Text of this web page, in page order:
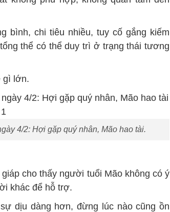
bình, chi tiêu nhiều, tuy cố gắng kiếm
thể có thể duy trì ở trạng thái tương
gì lớn.
4/2: Hợi gặp quý nhân, Mão hao tài.
cho thấy người tuổi Mão không có ý
khác để hỗ trợ.
dịu dàng hơn, đừng lúc nào cũng ồn